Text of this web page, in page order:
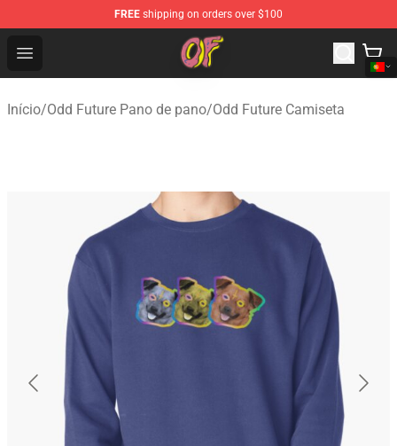
FREE shipping on orders over $100
Open menu
Odd Future Shop - Official Odd Future Merchandise Store
Início/Odd Future Pano de pano/Odd Future Camiseta